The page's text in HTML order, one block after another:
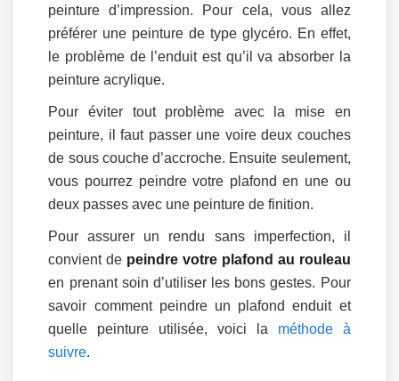
peinture d’impression. Pour cela, vous allez
préférer une peinture de type glycéro. En effet,
le problème de l’enduit est qu’il va absorber la
peinture acrylique.
Pour éviter tout problème avec la mise en
peinture, il faut passer une voire deux couches
de sous couche d’accroche. Ensuite seulement,
vous pourrez peindre votre plafond en une ou
deux passes avec une peinture de finition.
Pour assurer un rendu sans imperfection, il
convient de peindre votre plafond au rouleau
en prenant soin d’utiliser les bons gestes. Pour
savoir comment peindre un plafond enduit et
quelle peinture utilisée, voici la méthode à
suivre.